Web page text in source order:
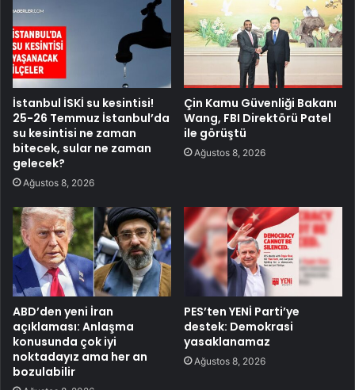
İstanbul İSKİ su kesintisi!
25-26 Temmuz İstanbul’da
su kesintisi ne zaman
bitecek, sular ne zaman
gelecek?
Ağustos 8, 2026
Çin Kamu Güvenliği Bakanı
Wang, FBI Direktörü Patel
ile görüştü
Ağustos 8, 2026
ABD’den yeni İran
açıklaması: Anlaşma
konusunda çok iyi
noktadayız ama her an
bozulabilir
PES’ten YENİ Parti’ye
destek: Demokrasi
yasaklanamaz
Ağustos 8, 2026